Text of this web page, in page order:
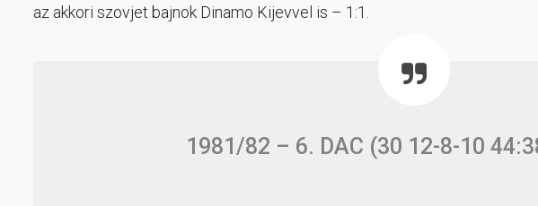
az akkori szovjet bajnok Dinamo Kijevvel is – 1:1.
1981/82 – 6. DAC (30 12-8-10